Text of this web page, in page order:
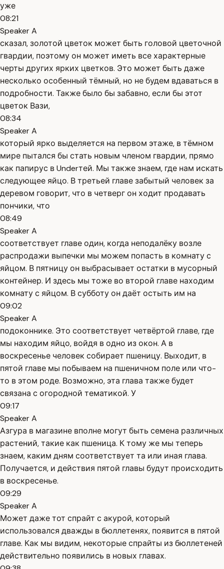
уже
08:21
Speaker A
сказал, золотой цветок может быть головой цветочной
гвардии, поэтому он может иметь все характерные
черты других ярких цветков. Это может быть даже
несколько особенный тёмный, но не будем вдаваться в
подробности. Также было бы забавно, если бы этот
цветок Вази,
08:34
Speaker A
который ярко выделяется на первом этаже, в тёмном
мире пытался бы стать новым членом гвардии, прямо
как папирус в Underтей. Мы также знаем, где нам искать
следующее яйцо. В третьей главе забытый человек за
деревом говорит, что в четверг он ходит продавать
пончики, что
08:49
Speaker A
соответствует главе один, когда неподалёку возле
распродажи выпечки мы можем попасть в комнату с
яйцом. В пятницу он выбрасывает остатки в мусорный
контейнер. И здесь мы тоже во второй главе находим
комнату с яйцом. В субботу он даёт остыть им на
09:02
Speaker A
подоконнике. Это соответствует четвёртой главе, где
мы находим яйцо, войдя в одно из окон. А в
воскресенье человек собирает пшеницу. Выходит, в
пятой главе мы побываем на пшеничном поле или что-
то в этом роде. Возможно, эта глава также будет
связана с огородной тематикой. У
09:17
Speaker A
Азгура в магазине вполне могут быть семена различных
растений, такие как пшеница. К тому же мы теперь
знаем, каким дням соответствует та или иная глава.
Получается, и действия пятой главы будут происходить
в воскресенье.
09:29
Speaker A
Может даже тот спрайт с акурой, который
использовался дважды в бюллетенях, появится в пятой
главе. Как мы видим, некоторые спрайты из бюллетеней
действительно появились в новых главах.